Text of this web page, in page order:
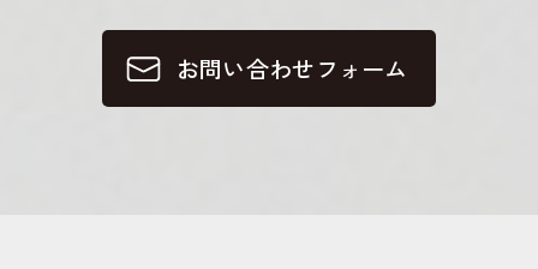
お問い合わせフォーム